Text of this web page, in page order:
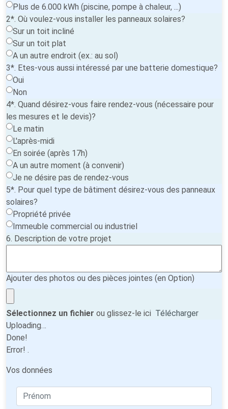
Plus de 6.000 kWh (piscine, pompe à chaleur, ...)
2*. Où voulez-vous installer les panneaux solaires?
Sur un toit incliné
Sur un toit plat
A un autre endroit (ex.: au sol)
3*. Etes-vous aussi intéressé par une batterie domestique?
Oui
Non
4*. Quand désirez-vous faire rendez-vous (nécessaire pour
les mesures et le devis)?
Le matin
L'après-midi
En soirée (après 17h)
A un autre moment (à convenir)
Je ne désire pas de rendez-vous
5*. Pour quel type de bâtiment désirez-vous des panneaux
solaires?
Propriété privée
Immeuble commercial ou industriel
6. Description de votre projet
Ajouter des photos ou des pièces jointes (en Option)
Sélectionnez un fichier ou glissez-le ici Télécharger
Uploading…
Done!
Error! .
Vos données